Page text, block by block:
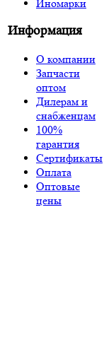
Иномарки
Информация
О компании
Запчасти
оптом
Дилерам и
снабженцам
100%
гарантия
Сертификаты
Оплата
Оптовые
цены